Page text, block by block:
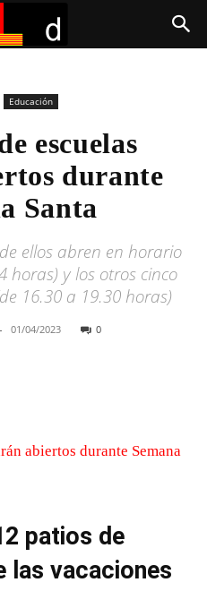
Educación
escuelas
durante
Santa
ellos abren en horario
horas) y los otros cinco
16.30 a 19.30 horas)
- 01/04/2023 0
patios de
las vacaciones